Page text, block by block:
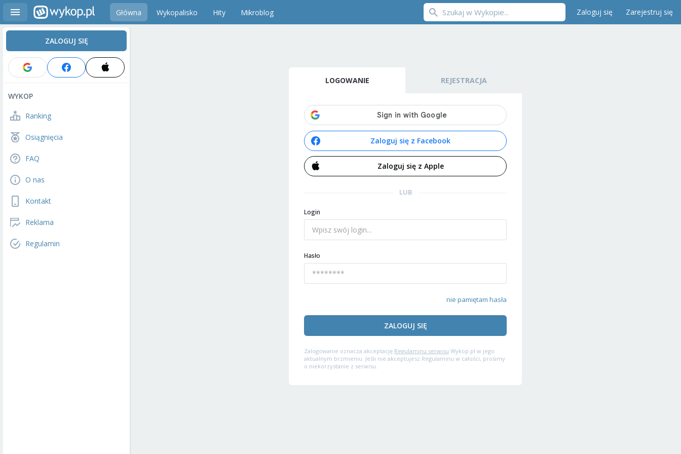
Główna Wykopalisko Hity Mikroblog Zaloguj się Zarejestruj się
ZALOGUJ SIĘ
WYKOP
Ranking
Osiągnięcia
FAQ
O nas
Kontakt
Reklama
Regulamin
LOGOWANIE REJESTRACJA
Zaloguj się z Facebook
Zaloguj się z Apple
LUB
Login
Hasło
nie pamiętam hasła
ZALOGUJ SIĘ
Zalogowanie oznacza akceptację Regulaminu serwisu Wykop.pl w jego
aktualnym brzmieniu. Jeśli nie akceptujesz Regulaminu w całości, prosimy
o niekorzystanie z serwisu.